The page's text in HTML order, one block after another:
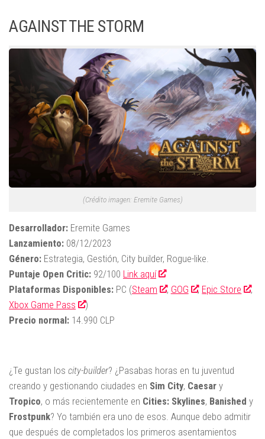
AGAINST THE STORM
(Crédito imagen: Eremite Games)
Desarrollador: Eremite Games
Lanzamiento: 08/12/2023
Género: Estrategia, Gestión, City builder, Rogue-like.
Puntaje Open Critic: 92/100 Link aquí
Plataformas Disponibles: PC (Steam , GOG , Epic Store
,
Xbox Game Pass
)
Precio normal: 14.990 CLP
¿Te gustan los city-builder? ¿Pasabas horas en tu juventud
creando y gestionando ciudades en Sim City, Caesar y
Tropico, o más recientemente en Cities: Skylines, Banished y
Frostpunk? Yo también era uno de esos. Aunque debo admitir
que después de completados los primeros asentamientos